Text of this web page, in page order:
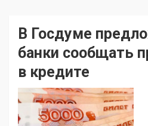
В Госдуме
банки сообщать
в кредите